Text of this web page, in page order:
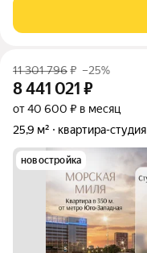
Общая площадь
отделкой. Жилой
11 301 796₽ –25%
8 441 021 ₽
от 40 600 ₽ в месяц
25,9 м²
квартира-студия
новостройка